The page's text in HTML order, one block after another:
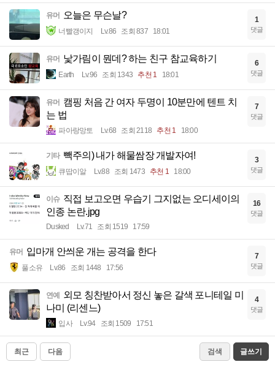
유머 오늘은 무슨날?
너빨갱이지 Lv.86 조회 837 18:01
1
댓글
유머 낯가림이 뭔데? 하는 친구 참교육하기
Earth Lv.96 조회 1343 추천 1 18:01
6
댓글
유머 캠핑 처음 간 여자 두명이 10분만에 텐트 치
는 법
파아랑망토 Lv.68 조회 2118 추천 1 18:00
7
댓글
기타 빽주의) 내가 해물쌈장 개발자여!
큐땁이알 Lv.88 조회 1473 추천 1 18:00
3
댓글
이슈 직접 보고오면 우습기 그지없는 오디세이의
인종 논란.jpg
Dusked Lv.71 조회 1519 17:59
16
댓글
유머 입마개 안씌운 개는 공격을 한다
풀소유 Lv.86 조회 1448 17:56
7
댓글
연예 외모 칭찬받아서 정신 놓은 갈색 포니테일 미
나미 (리센느)
입사 Lv.94 조회 1509 17:51
4
댓글
최근 다음 검색 글쓰기